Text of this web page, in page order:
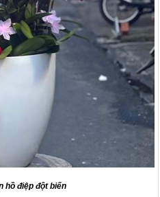
hồ điệp đột biến